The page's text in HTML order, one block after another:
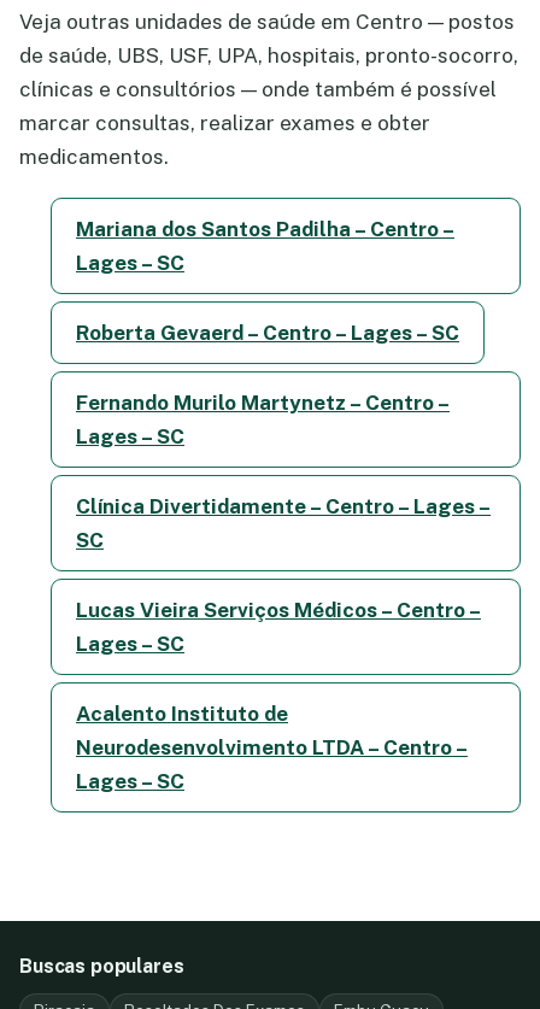
Veja outras unidades de saúde em Centro — postos
de saúde, UBS, USF, UPA, hospitais, pronto-socorro,
clínicas e consultórios — onde também é possível
marcar consultas, realizar exames e obter
medicamentos.
Mariana dos Santos Padilha – Centro –
Lages – SC
Roberta Gevaerd – Centro – Lages – SC
Fernando Murilo Martynetz – Centro –
Lages – SC
Clínica Divertidamente – Centro – Lages –
SC
Lucas Vieira Serviços Médicos – Centro –
Lages – SC
Acalento Instituto de
Neurodesenvolvimento LTDA – Centro –
Lages – SC
Buscas populares